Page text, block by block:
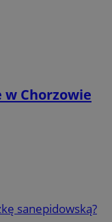
Chorzowie
sanepidowską?